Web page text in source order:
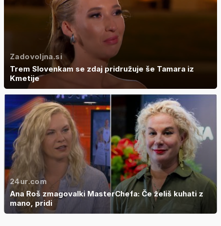
Zadovoljna.si
Trem Slovenkam se zdaj pridružuje še Tamara iz
Kmetije
24ur.com
Ana Roš zmagovalki MasterChefa: Če želiš kuhati z
mano, pridi